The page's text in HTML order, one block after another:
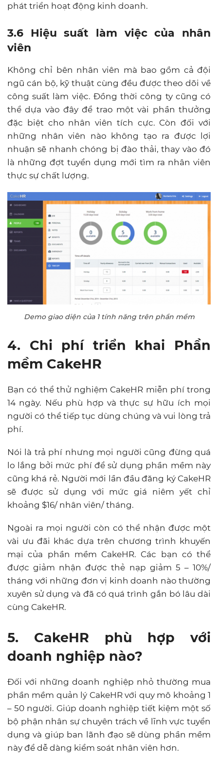
phát triển hoạt động kinh doanh.
3.6 Hiệu suất làm việc của nhân
viên
Không chỉ bên nhân viên mà bao gồm cả đội
ngũ cán bộ, kỹ thuật cùng đều được theo dõi về
công suất làm việc. Đồng thời công ty cũng có
thể dựa vào đây để trao một vài phần thưởng
đặc biệt cho nhân viên tích cực. Còn đối với
những nhân viên nào không tạo ra được lợi
nhuận sẽ nhanh chóng bị đào thải, thay vào đó
là những đợt tuyển dụng mới tìm ra nhân viên
thực sự chất lượng.
Demo giao diện của 1 tính năng trên phần mềm
4. Chi phí triển khai Phần
mềm CakeHR
Bạn có thể thử nghiệm CakeHR miễn phí trong
14 ngày. Nếu phù hợp và thực sự hữu ích mọi
người có thể tiếp tục dùng chúng và vui lòng trả
phí.
Nói là trả phí nhưng mọi người cũng đừng quá
lo lắng bởi mức phí để sử dụng phần mềm này
cũng khá rẻ. Người mới lần đầu đăng ký CakeHR
sẽ được sử dụng với mức giá niêm yết chỉ
khoảng $16/ nhân viên/ tháng.
Ngoài ra mọi người còn có thể nhận được một
vài ưu đãi khác dựa trên chương trình khuyến
mại của phần mềm CakeHR. Các bạn có thể
được giảm nhận được thẻ nạp giảm 5 – 10%/
tháng với những đơn vị kinh doanh nào thường
xuyên sử dụng và đã có quá trình gắn bó lâu dài
cùng CakeHR.
5. CakeHR phù hợp với
doanh nghiệp nào?
Đối với những doanh nghiệp nhỏ thường mua
phần mềm quản lý CakeHR với quy mô khoảng 1
– 50 người. Giúp doanh nghiệp tiết kiệm một số
bộ phận nhân sự chuyên trách về lĩnh vực tuyển
dụng và giúp ban lãnh đạo sẽ dùng phần mềm
này để dễ dàng kiểm soát nhân viên hơn.